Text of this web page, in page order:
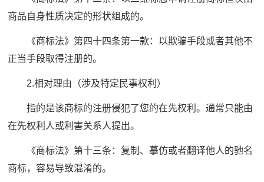
商品自身性质决定的形状组成的。
《商标法》第四十四条第一款：以欺骗手段或者其他不
正当手段取得注册的。
2.相对理由（涉及特定民事权利）
指的是该商标的注册侵犯了您的在先权利。通常只能由
在先权利人或利害关系人提出。
《商标法》第十三条：复制、摹仿或者翻译他人的驰名
商标，容易导致混淆的。